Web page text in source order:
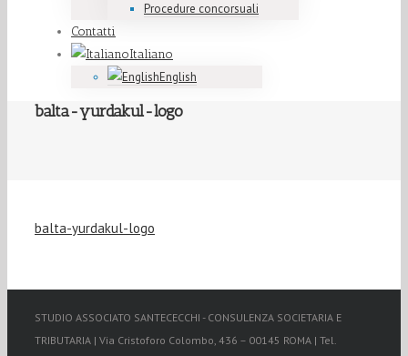
Procedure concorsuali
Contatti
Italiano
English
balta-yurdakul-logo
balta-yurdakul-logo
STUDIO ASSOCIATO SANTECECCHI - CONSULENZA SOCIETARIA E
TRIBUTARIA | Via Cristoforo Colombo, 436 – 00145 ROMA | Tel.